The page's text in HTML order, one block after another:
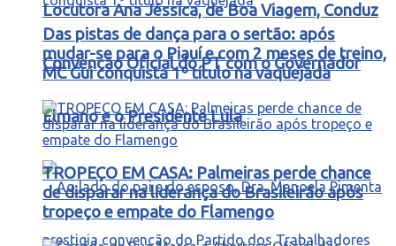
Locutora Ana Jéssica, de Boa Viagem, Conduz
Convenção Oficial do PT com o Governador
Elmano e o Presidente Lula
Das pistas de dança para o sertão: após
mudar-se para o Piauí e com 2 meses de treino,
MC Gui conquista 1º título na vaquejada
TROPEÇO EM CASA: Palmeiras perde chance
de disparar na liderança do Brasileirão após
tropeço e empate do Flamengo